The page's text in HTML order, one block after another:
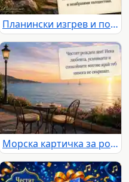
Планински изгрев и пожелание за здраве, смели мечти и незабравими пътешествия
Морска картичка за рожден ден с любов, спокойствие и споделени години